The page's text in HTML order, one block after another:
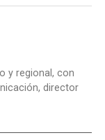
y regional, con
director